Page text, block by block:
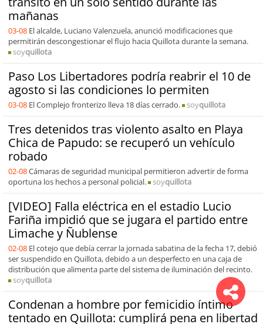
mañanas
03-08 El alcalde, Luciano Valenzuela, anunció modificaciones que
permitirán descongestionar el flujo hacia Quillota durante la semana.
soyquillota
Paso Los Libertadores podría reabrir el 10 de
agosto si las condiciones lo permiten
03-08 El Complejo fronterizo lleva 18 días cerrado. soyquillota
Tres detenidos tras violento asalto en Playa
Chica de Papudo: se recuperó un vehículo
robado
02-08Cámaras de seguridad municipal permitieron advertir de forma
oportuna los hechos a personal policial.
soyquillota
[VIDEO] Falla eléctrica en el estadio Lucio
Fariña impidió que se jugara el partido entre
Limache y Ñublense
02-08 El cotejo que debía cerrar la jornada sabatina de la fecha 17, debió
ser suspendido en Quillota, debido a un desperfecto en una caja de
distribución que alimenta parte del sistema de iluminación del recinto.
soyquillota
Condenan a hombre por femicidio íntimo
tentado en Quillota: cumplirá pena en libertad